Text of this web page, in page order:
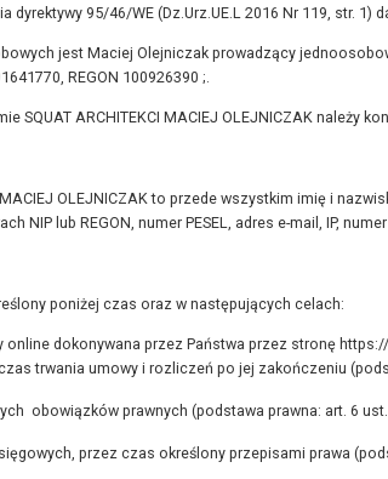
95/46/WE (Dz.Urz.UE.L 2016 Nr 119, str. 1)
jest Maciej Olejniczak prowadzący
REGON 100926390 ;.
ARCHITEKCI MACIEJ OLEJNICZAK należy
OLEJNICZAK to przede wszystkim imię i
NIP lub REGON, numer PESEL, adres e-mail, IP,
poniżej czas oraz w następujących celach:
online dokonywana przez Państwa przez stronę
trwania umowy i rozliczeń po jej zakończeniu
obowiązków prawnych (podstawa prawna: art. 6 ust.
przez czas określony przepisami prawa